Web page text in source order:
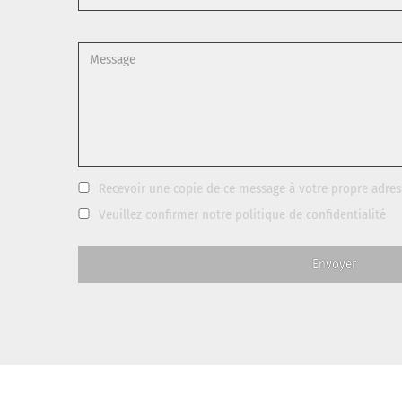
Recevoir une copie de ce message à votre propre
Veuillez confirmer notre politique de confidentialité